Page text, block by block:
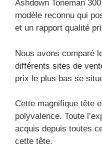
Ashdown Toneman
modèle reconnu qui
et un rapport qualité
Nous avons comparé
différents sites de
prix le plus bas se
Cette magnifique tête
polyvalence. Toute
acquis depuis toutes
cette tête.